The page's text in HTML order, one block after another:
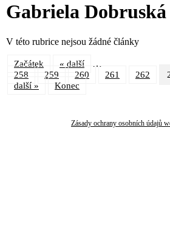
Gabriela Dobruská
V této rubrice nejsou žádné články
Začátek « další …
258 259 260 261 262
další »
Konec
Zásady ochrany osobních údajů